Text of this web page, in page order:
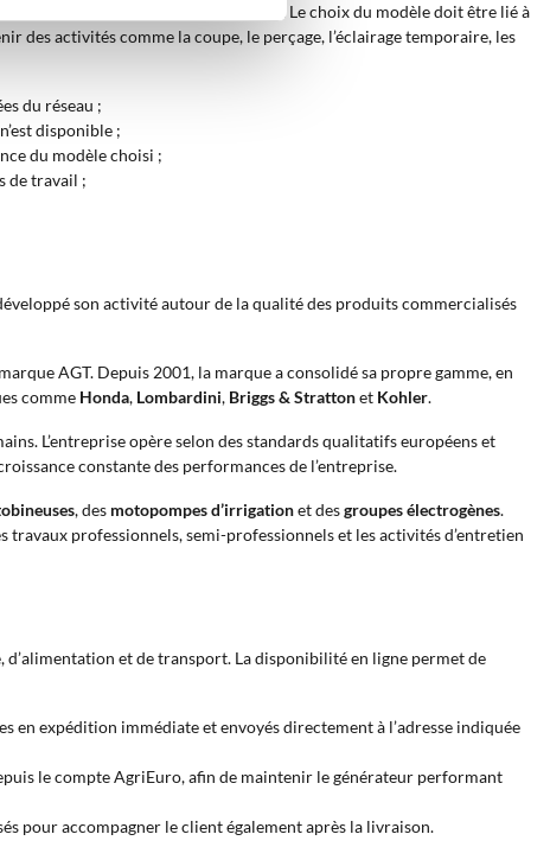
de travail non stables. Le choix du modèle doit être lié à
des activités comme la coupe, le perçage, l’éclairage temporaire, les
du réseau ;
disponible ;
du modèle choisi ;
de travail ;
son activité autour de la qualité des produits commercialisés
AGT. Depuis 2001, la marque a consolidé sa propre gamme, en
comme Honda, Lombardini, Briggs & Strattonet Kohler.
L’entreprise opère selon des standards qualitatifs européens et
constante des performances de l’entreprise.
, des motopompes d’irrigationet desgroupes électrogènes.
travaux professionnels, semi-professionnels et les activités d’entretien
et de transport. La disponibilité en ligne permet de
expédition immédiate et envoyés directement à l’adresse indiquée
le compte AgriEuro, afin de maintenir le générateur performant
pour accompagner le client également après la livraison.